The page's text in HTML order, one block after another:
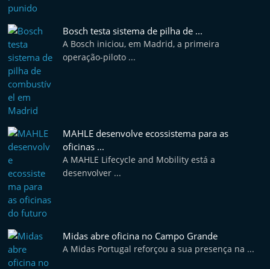
t
A
u
ó
e
l
o
Bosch testa sistema de pilha de ...
A Bosch iniciou, em Madrid, a primeira
operação-piloto ...
MAHLE desenvolve ecossistema para as
oficinas ...
A MAHLE Lifecycle and Mobility está a
desenvolver ...
Midas abre oficina no Campo Grande
A Midas Portugal reforçou a sua presença na ...